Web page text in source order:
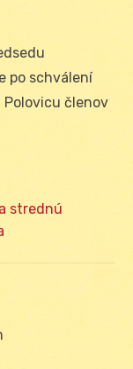
po schválení
členov
strednú